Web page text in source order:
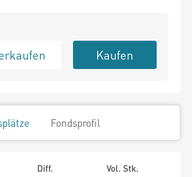
Kaufen
Fondsprofil
Diff.
Vol. Stk.